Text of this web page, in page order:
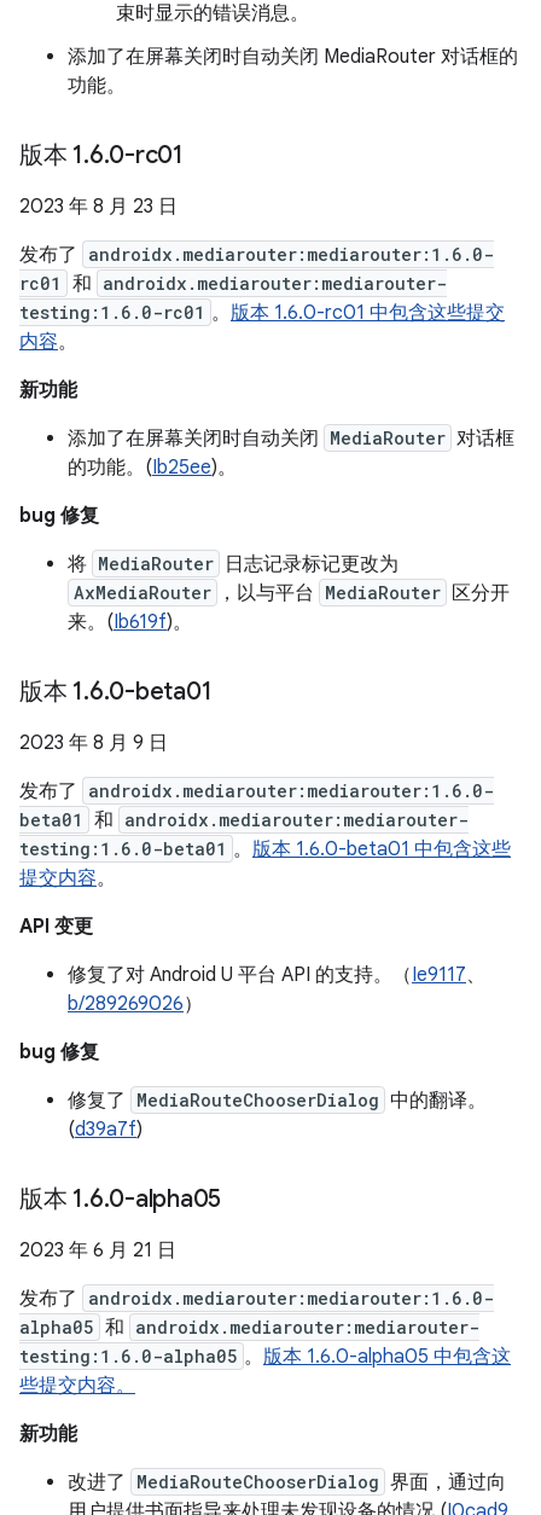
束时显示的错误消息。
添加了在屏幕关闭时自动关闭 MediaRouter 对话框的
功能。
版本 1.6.0-rc01
2023 年 8 月 23 日
发布了
androidx.mediarouter:mediarouter:1.6.0-
rc01
和 androidx.mediarouter:mediarouter-
testing:1.6.0-rc01 。 版本 1.6.0-rc01 中包含这些提交
内容。
新功能
添加了在屏幕关闭时自动关闭
MediaRouter 对话框
的功能。(Ib25ee)。
bug 修复
将 MediaRouter 日志记录标记更改为
AxMediaRouter ，以与平台 MediaRouter 区分开
来。(Ib619f)。
版本 1.6.0-beta01
2023 年 8 月 9 日
发布了
androidx.mediarouter:mediarouter:1.6.0-
beta01
和 androidx.mediarouter:mediarouter-
testing:1.6.0-beta01 。 版本 1.6.0-beta01 中包含这些
提交内容。
API 变更
修复了对 Android U 平台 API 的支持。（Ie9117、
b/289269026）
bug 修复
修复了
MediaRouteChooserDialog 中的翻译。
(d39a7f)
版本 1.6.0-alpha05
2023 年 6 月 21 日
发布了
androidx.mediarouter:mediarouter:1.6.0-
alpha05 和 androidx.mediarouter:mediarouter-
testing:1.6.0-alpha05 。 版本 1.6.0-alpha05 中包含这
些提交内容。
新功能
改进了
MediaRouteChooserDialog 界面，通过向